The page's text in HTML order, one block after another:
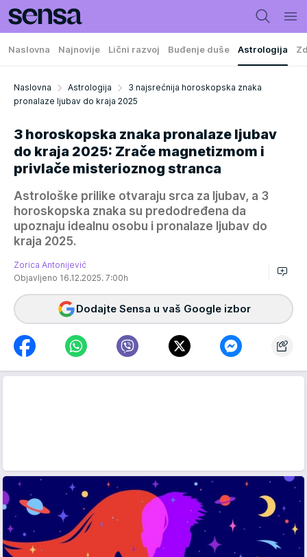
Naslovna Najnovije Lični razvoj Buđenje duše Astrologija
Naslovna Astrologija
3 najsrećnija horoskopska znaka
pronalaze ljubav do kraja 2025
3 horoskopska znaka pronalaze ljubav
do kraja 2025: Zrače magnetizmom i
privlače misterioznog stranca
Astrološke prilike otvaraju srca za ljubav, a 3
horoskopska znaka su predodređena da
upoznaju idealnu osobu i pronalaze ljubav do
kraja 2025.
Zorica Antonijević
Objavljeno 16.12.2025. 7:00h
Dodajte Sensa u vaš Google izbor